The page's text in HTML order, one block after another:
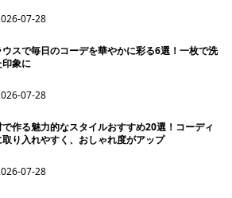
07-28
スで毎日のコーデを華やかに彩る6選！一枚で洗
象に
07-28
作る魅力的なスタイルおすすめ20選！コーディ
り入れやすく、おしゃれ度がアップ
07-28